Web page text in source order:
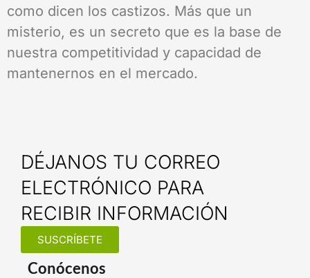
como dicen los castizos. Más que un
misterio, es un secreto que es la base de
nuestra competitividad y capacidad de
mantenernos en el mercado.
DÉJANOS TU CORREO
ELECTRÓNICO PARA
RECIBIR INFORMACIÓN
SUSCRÍBETE
Conócenos